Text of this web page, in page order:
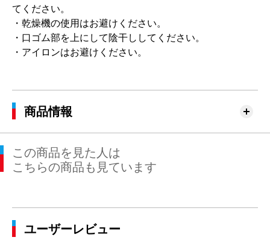
てください。
・乾燥機の使用はお避けください。
・口ゴム部を上にして陰干ししてください。
・アイロンはお避けください。
商品情報
この商品を見た人は
こちらの商品も見ています
ユーザーレビュー